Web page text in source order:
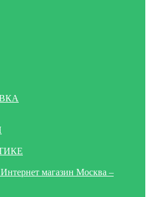
магазин Москва –